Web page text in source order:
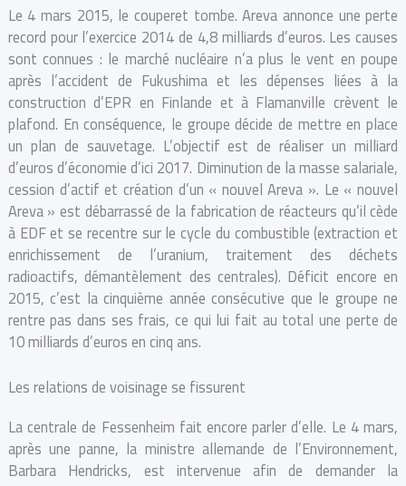
Le 4 mars 2015, le couperet tombe. Areva annonce une perte
record pour l’exercice 2014 de 4,8 milliards d’euros. Les causes
sont connues : le marché nucléaire n’a plus le vent en poupe
après l’accident de Fukushima et les dépenses liées à la
construction d’EPR en Finlande et à Flamanville crèvent le
plafond. En conséquence, le groupe décide de mettre en place
un plan de sauvetage. L’objectif est de réaliser un milliard
d’euros d’économie d’ici 2017. Diminution de la masse salariale,
cession d’actif et création d’un « nouvel Areva ». Le « nouvel
Areva » est débarrassé de la fabrication de réacteurs qu’il cède
à EDF et se recentre sur le cycle du combustible (extraction et
enrichissement de l’uranium, traitement des déchets
radioactifs, démantèlement des centrales). Déficit encore en
2015, c’est la cinquième année consécutive que le groupe ne
rentre pas dans ses frais, ce qui lui fait au total une perte de
10 milliards d’euros en cinq ans.
Les relations de voisinage se fissurent
La centrale de Fessenheim fait encore parler d’elle. Le 4 mars,
après une panne, la ministre allemande de l’Environnement,
Barbara Hendricks, est intervenue afin de demander la